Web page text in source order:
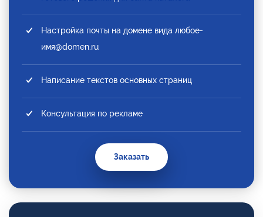
Настройка почты на домене вида любое-
имя@domen.ru
Написание текстов основных страниц
Консультация по рекламе
Заказать